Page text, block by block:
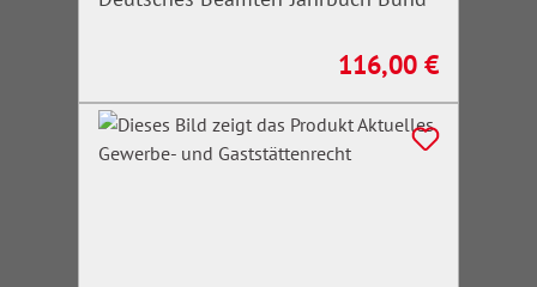
Regulärer Preis:
116,00 €